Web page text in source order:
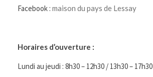
Facebook : maison du pays de Lessay
Horaires d’ouverture :
Lundi au jeudi : 8h30 – 12h30 / 13h30 – 17h30